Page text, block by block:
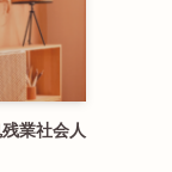
業社会人